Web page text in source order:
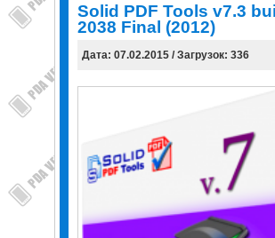
Solid PDF Tools v7.3
2038 Final (2012)
Дата: 07.02.2015 / Загрузок: 336